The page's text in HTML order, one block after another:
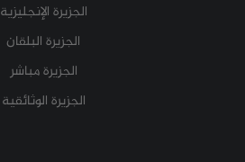
الجزيرة الإنجليزية
الجزيرة البلقان
الجزيرة مباشر
الجزيرة الوثائقية